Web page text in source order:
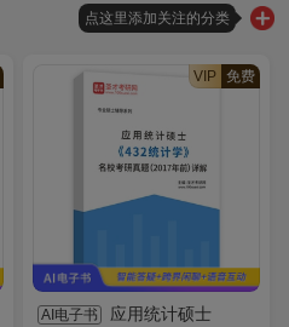
点这里添加关注的分类
VIP 免费
AI电子书
应用统计硕士